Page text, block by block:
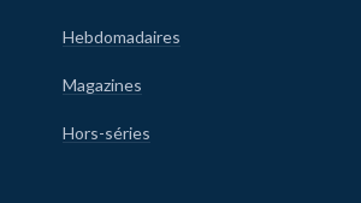
Hebdomadaires
Magazines
Hors-séries